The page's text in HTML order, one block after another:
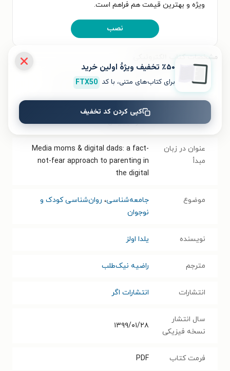
ویژه و بهترین قیمت هم فراهم است.
نصب
مشخصات کتاب الکترونیکی
نام کتاب مادران رسانه ای، پدران دیجیتال
رویکردی نوین و علمی به فرزندپروری در
عصر دیجیتال
عنوان در زبان
مبدأ
Media moms & digital dads: a fact-
not-fear approach to parenting in
the digital
موضوع جامعه‌شناسی، روان‌شناسی کودک و
نوجوان
نویسنده یلدا اولز
مترجم راضیه نیک‌طلب
انتشارات انتشارات اگر
سال انتشار
نسخه فیزیکی
۱۳۹۹/۰۱/۲۸
فرمت کتاب PDF
٪۵۰ تخفیف ویژۀ اولین خرید
برای کتاب‌های متنی، با کد FTX50
کپی کردن کد تخفیف